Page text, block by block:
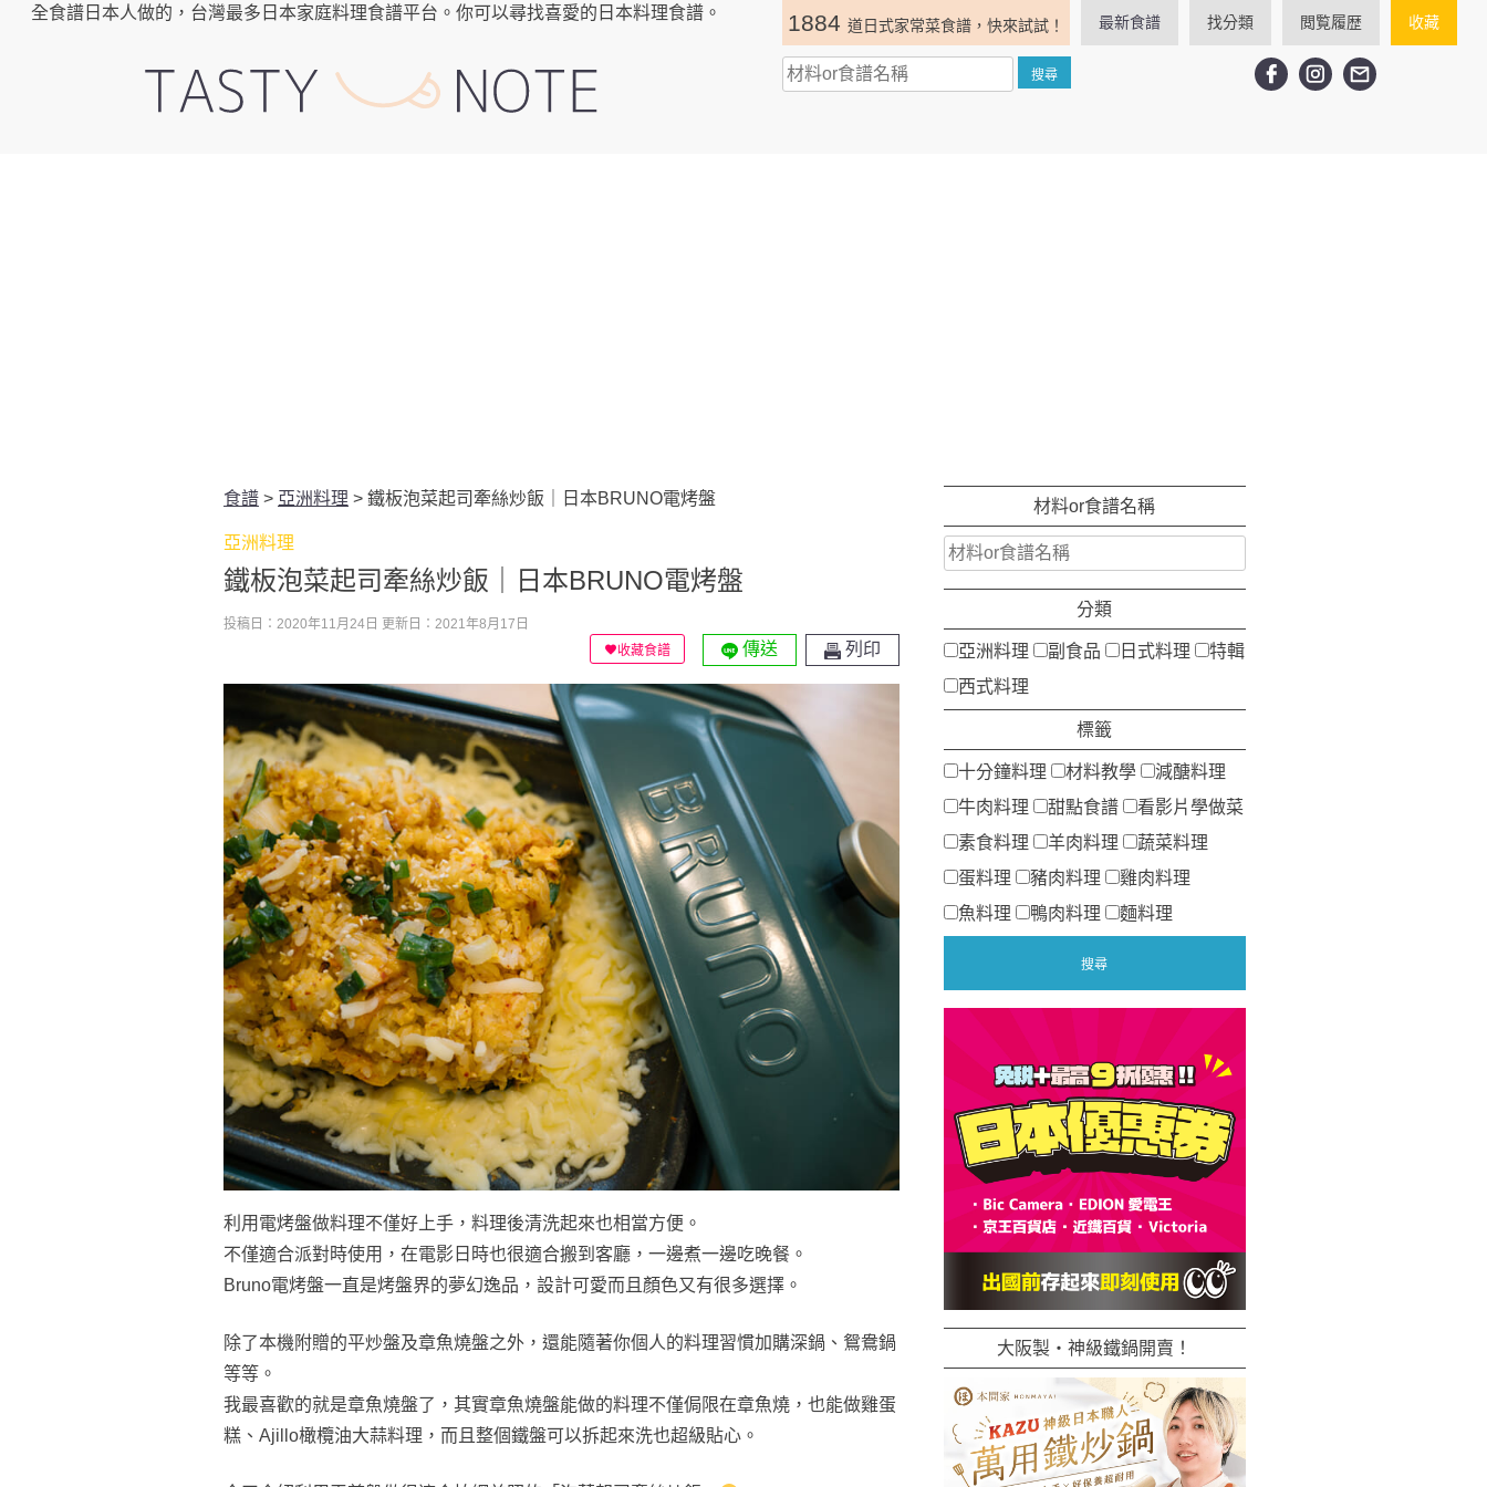
全食譜日本人做的，台灣最多日本家庭料理食譜平台。你可以尋找喜愛的日本料理食譜。 1884 道日式家常菜食譜，快來試試！ 最新食譜 找分類 閲覧履歴 收藏
食譜 > 亞洲料理 > 鐵板泡菜起司牽絲炒飯｜日本BRUNO電烤盤
亞洲料理
鐵板泡菜起司牽絲炒飯｜日本BRUNO電烤盤
投稿日：2020年11月24日 更新日：2021年8月17日
收藏食譜
傳送 列印
利用電烤盤做料理不僅好上手，料理後清洗起來也相當方便。
不僅適合派對時使用，在電影日時也很適合搬到客廳，一邊煮一邊吃晚餐。
Bruno電烤盤一直是烤盤界的夢幻逸品，設計可愛而且顏色又有很多選擇。
除了本機附贈的平炒盤及章魚燒盤之外，還能隨著你個人的料理習慣加購深鍋、鴛鴦鍋
等等。
我最喜歡的就是章魚燒盤了，其實章魚燒盤能做的料理不僅侷限在章魚燒，也能做雞蛋
糕、Ajillo橄欖油大蒜料理，而且整個鐵盤可以拆起來洗也超級貼心。
材料or食譜名稱
分類
亞洲料理 副食品 日式料理
特輯
西式料理
標籤
十分鐘料理 材料教學
減醣料理
牛肉料理
甜點食譜
看影片學做菜
素食料理
羊肉料理
蔬菜料理
蛋料理
豬肉料理
雞肉料理
魚料理
鴨肉料理 麵料理
大阪製・神級鐵鍋開賣！